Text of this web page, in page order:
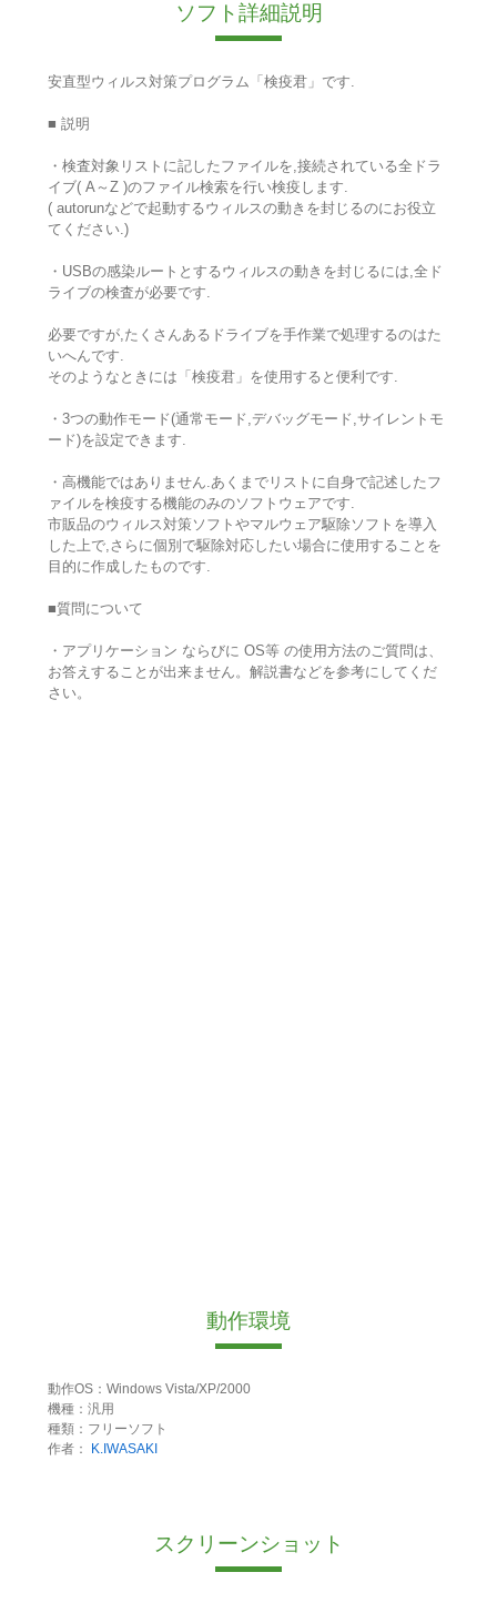
ソフト詳細説明
安直型ウィルス対策プログラム「検疫君」です.
■ 説明
・検査対象リストに記したファイルを,接続されている全ドラ
イブ( A～Z )のファイル検索を行い検疫します.
( autorunなどで起動するウィルスの動きを封じるのにお役立
てください.)
・USBの感染ルートとするウィルスの動きを封じるには,全ド
ライブの検査が必要です.
必要ですが,たくさんあるドライブを手作業で処理するのはた
いへんです.
そのようなときには「検疫君」を使用すると便利です.
・3つの動作モード(通常モード,デバッグモード,サイレントモ
ード)を設定できます.
・高機能ではありません.あくまでリストに自身で記述したフ
ァイルを検疫する機能のみのソフトウェアです.
市販品のウィルス対策ソフトやマルウェア駆除ソフトを導入
した上で,さらに個別で駆除対応したい場合に使用することを
目的に作成したものです.
■質問について
・アプリケーション ならびに OS等 の使用方法のご質問は、
お答えすることが出来ません。解説書などを参考にしてくだ
さい。
動作環境
動作OS：Windows Vista/XP/2000
機種：汎用
種類：フリーソフト
作者：
K.IWASAKI
スクリーンショット